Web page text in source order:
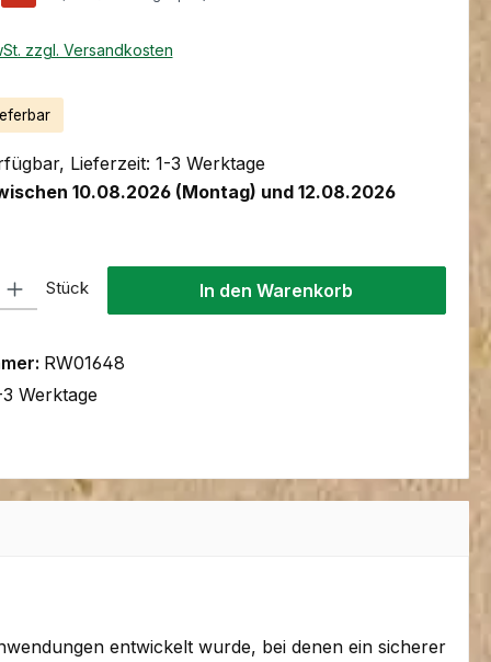
zzgl. Versandkosten
Lieferzeit: 1-3 Werktage
10.08.2026 (Montag) und 12.08.2026
Gib den gewünschten Wert ein oder benutze die Schaltflächen
Stück In den Warenkorb
RW01648
Werktage
entwickelt wurde, bei denen ein sicherer